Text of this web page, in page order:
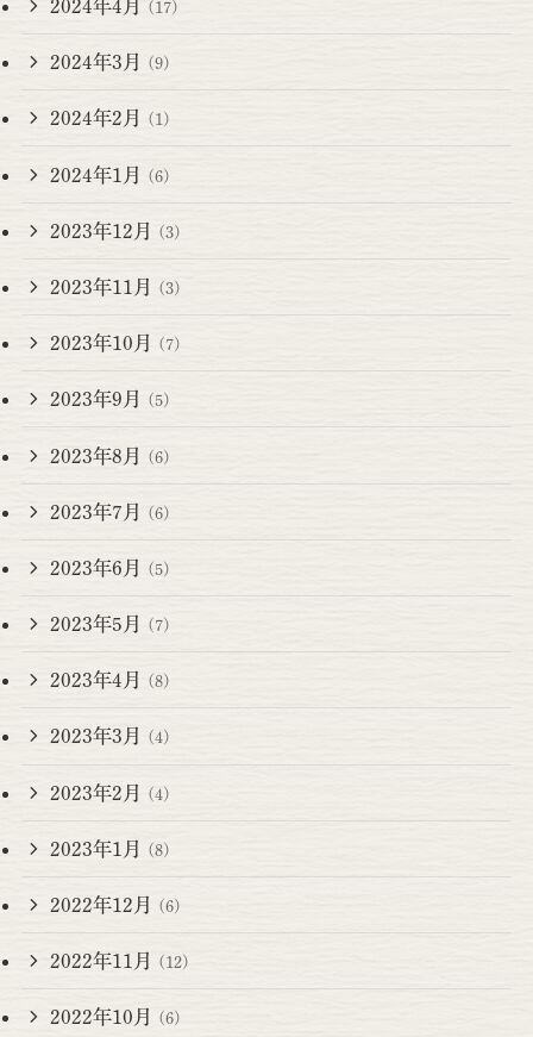
2024年4月 (17)
2024年3月 (9)
2024年2月 (1)
2024年1月 (6)
2023年12月 (3)
2023年11月 (3)
2023年10月 (7)
2023年9月 (5)
2023年8月 (6)
2023年7月 (6)
2023年6月 (5)
2023年5月 (7)
2023年4月 (8)
2023年3月 (4)
2023年2月 (4)
2023年1月 (8)
2022年12月 (6)
2022年11月 (12)
2022年10月 (6)